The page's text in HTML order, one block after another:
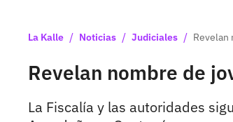
La Kalle / Noticias / Judiciales / Revelan
Revelan nombre de
La Fiscalía y las autoridades